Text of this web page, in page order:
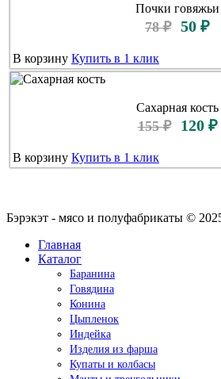
Почки говяжьи
78 ₽ 50 ₽
В корзину Купить в 1 клик
Сахарная кость
155 ₽ 120 ₽
В корзину Купить в 1 клик
Бэрэкэт - мясо и полуфабрикаты ©
Главная
Каталог
Баранина
Говядина
Конина
Цыпленок
Индейка
Изделия из фарша
Купаты и колбасы